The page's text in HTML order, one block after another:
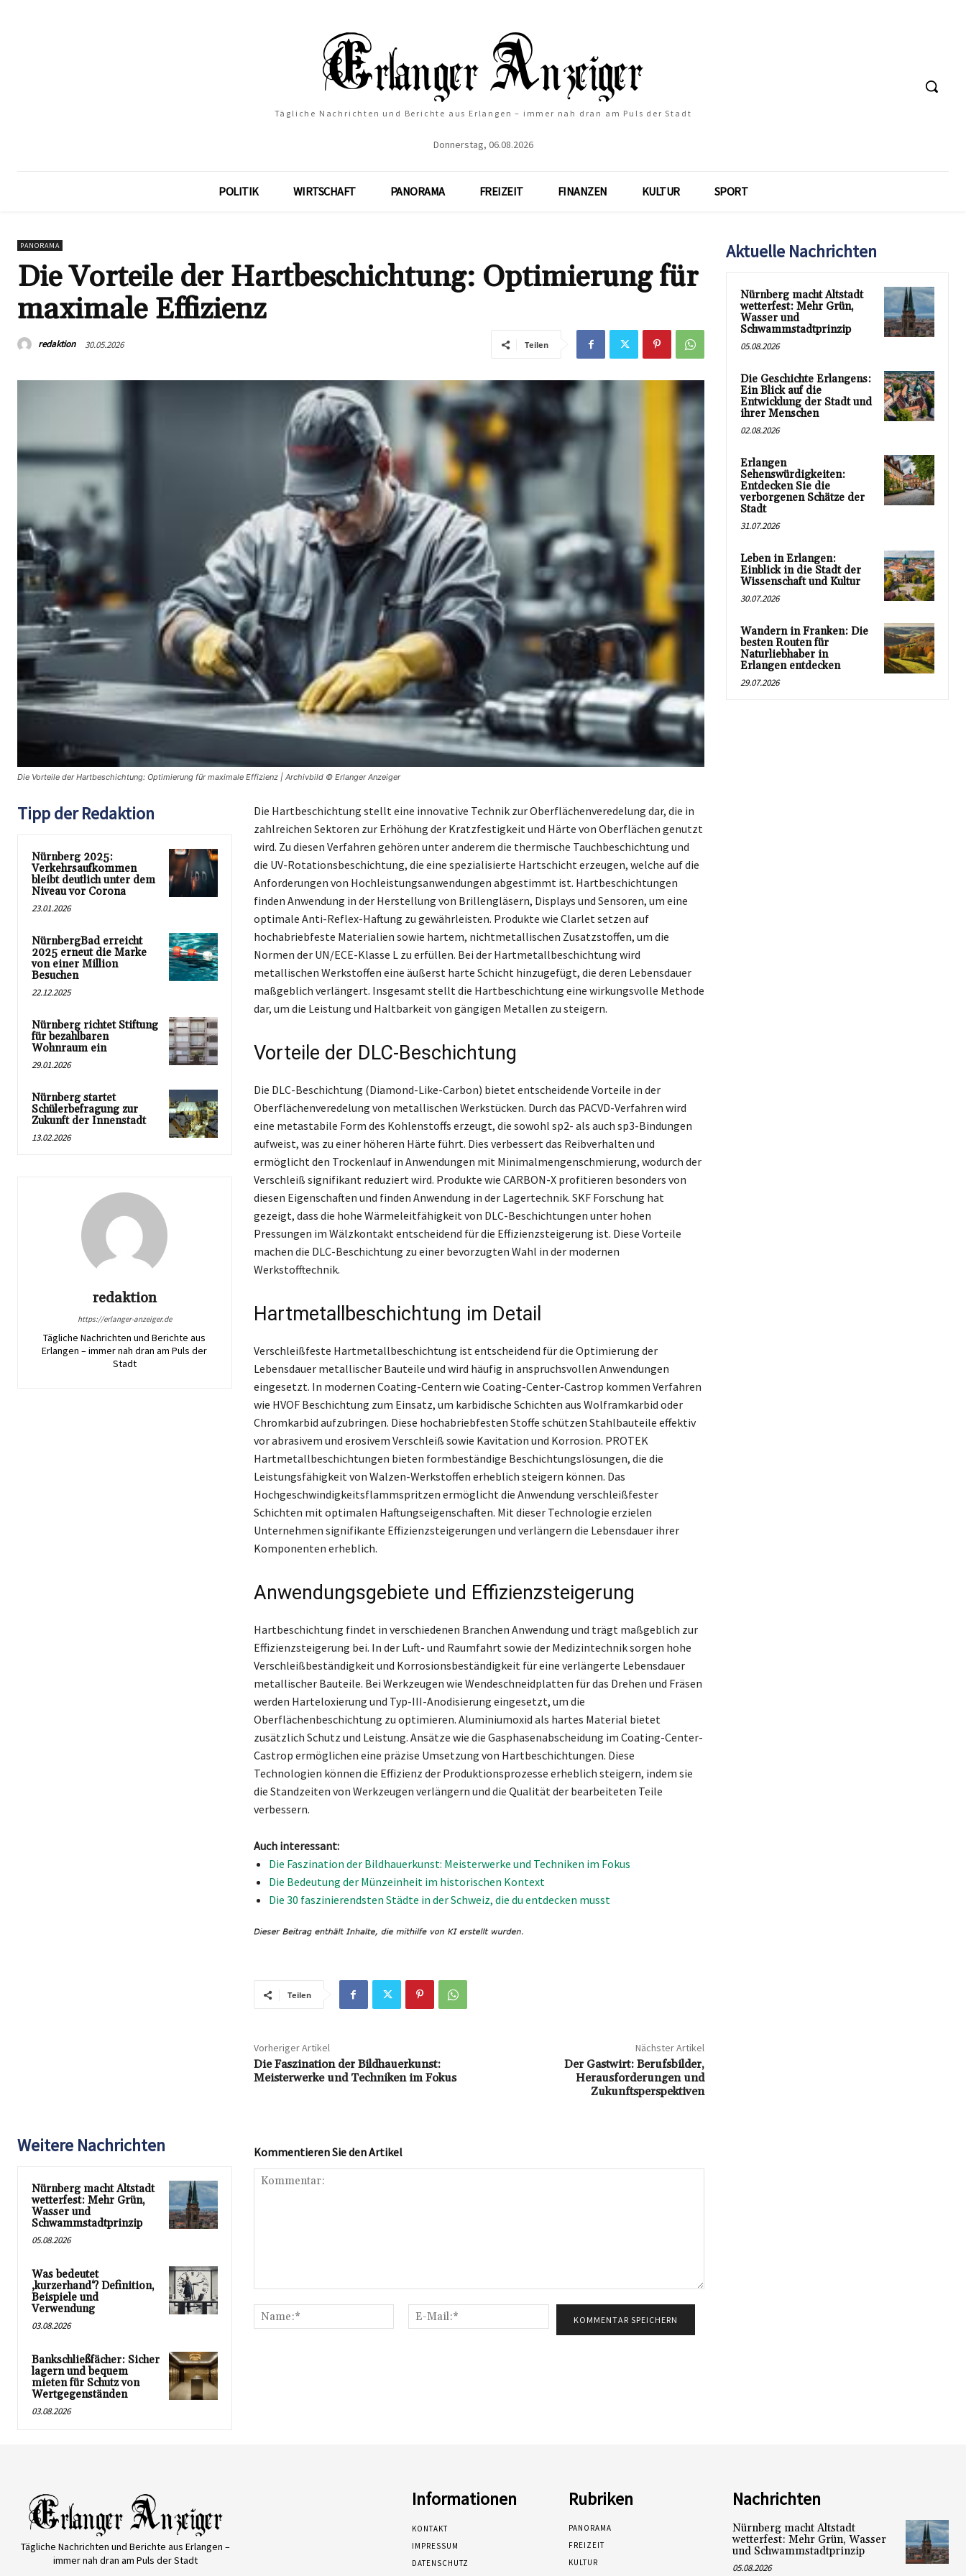
Tägliche Nachrichten und Berichte aus Erlangen – immer nah dran am Puls der Stadt
Donnerstag, 06.08.2026
POLITIK WIRTSCHAFT PANORAMA FREIZEIT FINANZEN KULTUR SPORT
PANORAMA
Die Vorteile der Hartbeschichtung: Optimierung für
maximale Effizienz
redaktion 30.05.2026 Teilen
Die Vorteile der Hartbeschichtung: Optimierung für maximale Effizienz | Archivbild © Erlanger Anzeiger
Tipp der Redaktion
Nürnberg 2025:
Verkehrsaufkommen
bleibt deutlich unter dem
Niveau vor Corona
23.01.2026
NürnbergBad erreicht
2025 erneut die Marke
von einer Million
Besuchen
22.12.2025
Nürnberg richtet Stiftung
für bezahlbaren
Wohnraum ein
29.01.2026
Nürnberg startet
Schülerbefragung zur
Zukunft der Innenstadt
13.02.2026
redaktion
https://erlanger-anzeiger.de
Tägliche Nachrichten und Berichte aus
Erlangen – immer nah dran am Puls der
Stadt
Die Hartbeschichtung stellt eine innovative Technik zur Oberflächenveredelung dar, die in
zahlreichen Sektoren zur Erhöhung der Kratzfestigkeit und Härte von Oberflächen genutzt
wird. Zu diesen Verfahren gehören unter anderem die thermische Tauchbeschichtung und
die UV-Rotationsbeschichtung, die eine spezialisierte Hartschicht erzeugen, welche auf die
Anforderungen von Hochleistungsanwendungen abgestimmt ist. Hartbeschichtungen
finden Anwendung in der Herstellung von Brillengläsern, Displays und Sensoren, um eine
optimale Anti-Reflex-Haftung zu gewährleisten. Produkte wie Clarlet setzen auf
hochabriebfeste Materialien sowie hartem, nichtmetallischen Zusatzstoffen, um die
Normen der UN/ECE-Klasse L zu erfüllen. Bei der Hartmetallbeschichtung wird
metallischen Werkstoffen eine äußerst harte Schicht hinzugefügt, die deren Lebensdauer
maßgeblich verlängert. Insgesamt stellt die Hartbeschichtung eine wirkungsvolle Methode
dar, um die Leistung und Haltbarkeit von gängigen Metallen zu steigern.
Vorteile der DLC-Beschichtung
Die DLC-Beschichtung (Diamond-Like-Carbon) bietet entscheidende Vorteile in der
Oberflächenveredelung von metallischen Werkstücken. Durch das PACVD-Verfahren wird
eine metastabile Form des Kohlenstoffs erzeugt, die sowohl sp2- als auch sp3-Bindungen
aufweist, was zu einer höheren Härte führt. Dies verbessert das Reibverhalten und
ermöglicht den Trockenlauf in Anwendungen mit Minimalmengenschmierung, wodurch der
Verschleiß signifikant reduziert wird. Produkte wie CARBON-X profitieren besonders von
diesen Eigenschaften und finden Anwendung in der Lagertechnik. SKF Forschung hat
gezeigt, dass die hohe Wärmeleitfähigkeit von DLC-Beschichtungen unter hohen
Pressungen im Wälzkontakt entscheidend für die Effizienzsteigerung ist. Diese Vorteile
machen die DLC-Beschichtung zu einer bevorzugten Wahl in der modernen
Werkstofftechnik.
Hartmetallbeschichtung im Detail
Verschleißfeste Hartmetallbeschichtung ist entscheidend für die Optimierung der
Lebensdauer metallischer Bauteile und wird häufig in anspruchsvollen Anwendungen
eingesetzt. In modernen Coating-Centern wie Coating-Center-Castrop kommen Verfahren
wie HVOF Beschichtung zum Einsatz, um karbidische Schichten aus Wolframkarbid oder
Chromkarbid aufzubringen. Diese hochabriebfesten Stoffe schützen Stahlbauteile effektiv
vor abrasivem und erosivem Verschleiß sowie Kavitation und Korrosion. PROTEK
Hartmetallbeschichtungen bieten formbeständige Beschichtungslösungen, die die
Leistungsfähigkeit von Walzen-Werkstoffen erheblich steigern können. Das
Hochgeschwindigkeitsflammspritzen ermöglicht die Anwendung verschleißfester
Schichten mit optimalen Haftungseigenschaften. Mit dieser Technologie erzielen
Unternehmen signifikante Effizienzsteigerungen und verlängern die Lebensdauer ihrer
Komponenten erheblich.
Anwendungsgebiete und Effizienzsteigerung
Hartbeschichtung findet in verschiedenen Branchen Anwendung und trägt maßgeblich zur
Effizienzsteigerung bei. In der Luft- und Raumfahrt sowie der Medizintechnik sorgen hohe
Verschleißbeständigkeit und Korrosionsbeständigkeit für eine verlängerte Lebensdauer
metallischer Bauteile. Bei Werkzeugen wie Wendeschneidplatten für das Drehen und Fräsen
werden Harteloxierung und Typ-III-Anodisierung eingesetzt, um die
Oberflächenbeschichtung zu optimieren. Aluminiumoxid als hartes Material bietet
zusätzlich Schutz und Leistung. Ansätze wie die Gasphasenabscheidung im Coating-Center-
Castrop ermöglichen eine präzise Umsetzung von Hartbeschichtungen. Diese
Technologien können die Effizienz der Produktionsprozesse erheblich steigern, indem sie
die Standzeiten von Werkzeugen verlängern und die Qualität der bearbeiteten Teile
verbessern.
Auch interessant:
Die Faszination der Bildhauerkunst: Meisterwerke und Techniken im Fokus
Die Bedeutung der Münzeinheit im historischen Kontext
Die 30 faszinierendsten Städte in der Schweiz, die du entdecken musst
Teilen
Vorheriger Artikel
Die Faszination der Bildhauerkunst:
Meisterwerke und Techniken im Fokus
Nächster Artikel
Der Gastwirt: Berufsbilder,
Herausforderungen und
Zukunftsperspektiven
Weitere Nachrichten
Nürnberg macht Altstadt
wetterfest: Mehr Grün,
Wasser und
Schwammstadtprinzip
05.08.2026
Was bedeutet
‚kurzerhand‘? Definition,
Beispiele und
Verwendung
03.08.2026
Bankschließfächer: Sicher
lagern und bequem
mieten für Schutz von
Wertgegenständen
03.08.2026
Kommentieren Sie den Artikel
Name:*
Mail:*
Aktuelle Nachrichten
Nürnberg macht Altstadt
wetterfest: Mehr Grün,
Wasser und
Schwammstadtprinzip
05.08.2026
Die Geschichte Erlangens:
Ein Blick auf die
Entwicklung der Stadt und
ihrer Menschen
02.08.2026
Erlangen
Sehenswürdigkeiten:
Entdecken Sie die
verborgenen Schätze der
Stadt
31.07.2026
Leben in Erlangen:
Einblick in die Stadt der
Wissenschaft und Kultur
30.07.2026
Wandern in Franken: Die
besten Routen für
Naturliebhaber in
Erlangen entdecken
29.07.2026
Tägliche Nachrichten und Berichte aus Erlangen –
immer nah dran am Puls der Stadt
Informationen
KONTAKT
IMPRESSUM
DATENSCHUTZ
Rubriken
PANORAMA
FREIZEIT
KULTUR
Nachrichten
Nürnberg macht Altstadt
wetterfest: Mehr Grün, Wasser
und Schwammstadtprinzip
05.08.2026